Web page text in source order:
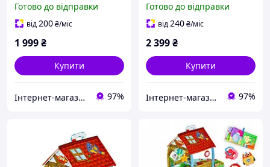
килимок-будиночок для
малюків
Готово до відправки
від200₴/міс
1 999₴
Купити
Інтернет-магазин "Астрокомфорт" 97%
Готово до відправки
від240₴/міс
2 399₴
Купити
Інтернет-магазин "Астрокомфорт" 97%